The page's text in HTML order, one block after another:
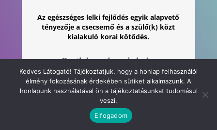
Az egészséges lelki fejlődés egyik alapvető
tényezője a csecsemő és a szülő(k) közt
kialakuló korai kötődés.
Csatlakozz hozzánk, ha
Te is hiszel abban, hogy a hordozás hozzásegít
a korai kötődés kialakulásához, mely egy egész
életen át tartó előny a babádnak.
Kedves Látogató! Tájékoztatjuk, hogy a honlap felhasználói
élmény fokozásának érdekében sütiket alkalmazunk. A
honlapunk használatával ön a tájékoztatásunkat tudomásul
veszi.
Elfogadom